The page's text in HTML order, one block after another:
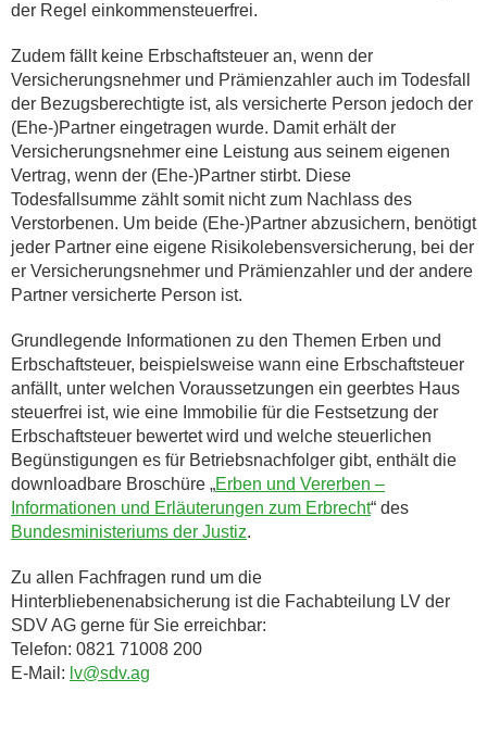
der Regel einkommensteuerfrei.
Zudem fällt keine Erbschaftsteuer an, wenn der
Versicherungsnehmer und Prämienzahler auch im Todesfall
der Bezugsberechtigte ist, als versicherte Person jedoch der
(Ehe-)Partner eingetragen wurde. Damit erhält der
Versicherungsnehmer eine Leistung aus seinem eigenen
Vertrag, wenn der (Ehe-)Partner stirbt. Diese
Todesfallsumme zählt somit nicht zum Nachlass des
Verstorbenen. Um beide (Ehe-)Partner abzusichern, benötigt
jeder Partner eine eigene Risikolebensversicherung, bei der
er Versicherungsnehmer und Prämienzahler und der andere
Partner versicherte Person ist.
Grundlegende Informationen zu den Themen Erben und
Erbschaftsteuer, beispielsweise wann eine Erbschaftsteuer
anfällt, unter welchen Voraussetzungen ein geerbtes Haus
steuerfrei ist, wie eine Immobilie für die Festsetzung der
Erbschaftsteuer bewertet wird und welche steuerlichen
Begünstigungen es für Betriebsnachfolger gibt, enthält die
downloadbare Broschüre „Erben und Vererben –
Informationen und Erläuterungen zum Erbrecht“ des
Bundesministeriums der Justiz.
Zu allen Fachfragen rund um die
Hinterbliebenenabsicherung ist die Fachabteilung LV der
SDV AG gerne für Sie erreichbar:
Telefon: 0821 71008 200
E-Mail: lv@sdv.ag